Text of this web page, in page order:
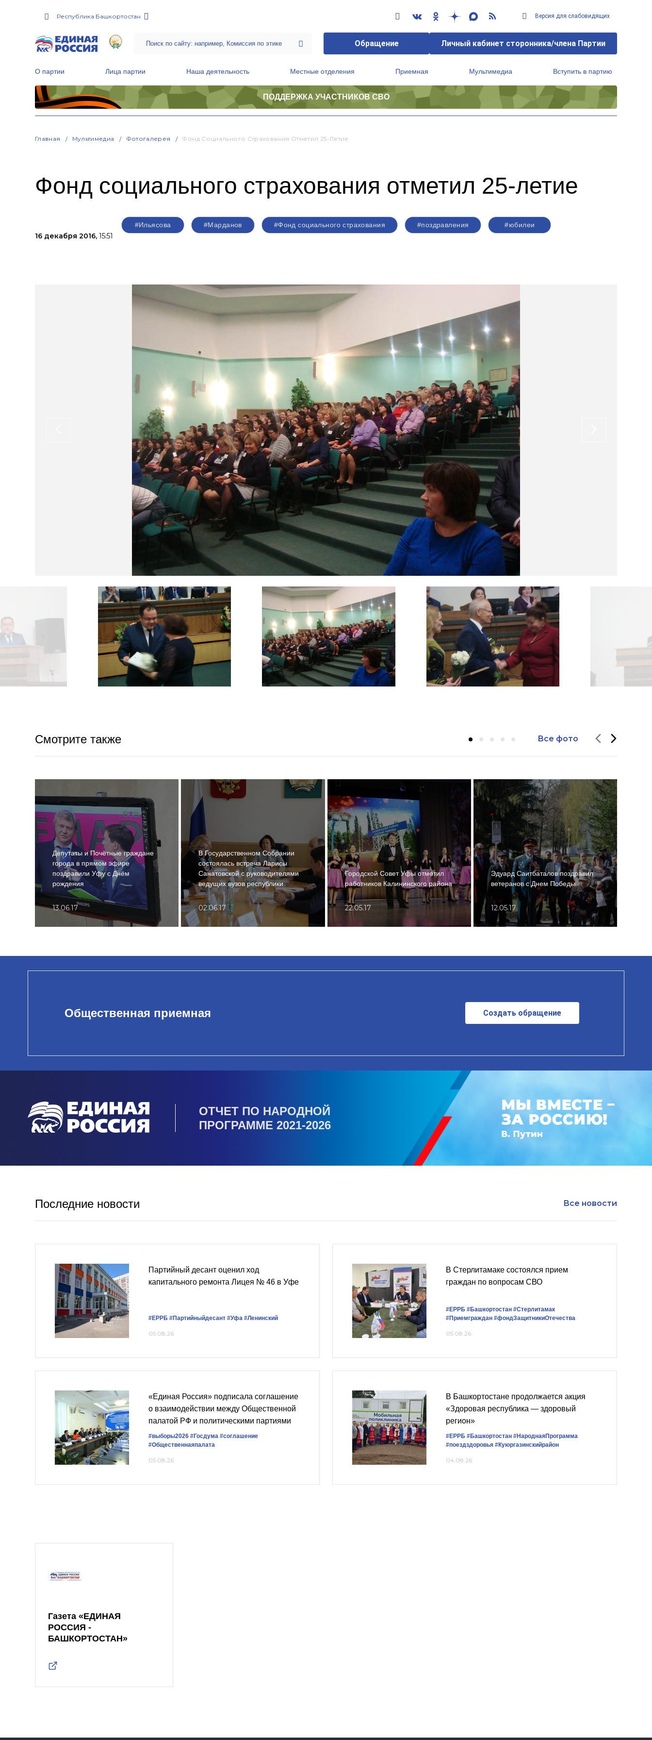
Республика Башкортостан Версия для слабовидящих
Обращение Личный кабинет сторонника/члена Партии
О партии Лица партии Наша деятельность Местные отделения Приемная Мультимедиа Вступить в партию
ПОДДЕРЖКА УЧАСТНИКОВ СВО
Главная Мультимедиа Фотогалерея Фонд Социального Страхования Отметил 25-Летие
Фонд социального страхования отметил 25-летие
16 декабря 2016, 15:51
#Ильясова #Марданов #Фонд социального страхования #поздравления #юбилеи
Смотрите также Все фото
Депутаты и Почётные граждане
города в прямом эфире
поздравили Уфу с Днём
рождения
13.06.17
В Государственном Собрании
состоялась встреча Ларисы
Санатовской с руководителями
ведущих вузов республики
02.06.17
Городской Совет Уфы отметил
работников Калининского района
22.05.17
Эдуард Саитбаталов поздравил
ветеранов с Днем Победы
12.05.17
Общественная приемная Создать обращение
ОТЧЕТ ПО НАРОДНОЙ
ПРОГРАММЕ 2021-2026
Последние новости Все новости
Партийный десант оценил ход
капитального ремонта Лицея № 46 в Уфе
#ЕРРБ #Партийныйдесант #Уфа #Ленинский
05.08.26
В Стерлитамаке состоялся прием
граждан по вопросам СВО
#ЕРРБ #Башкортостан #Стерлитамак
#Приемграждан #фондЗащитникиОтечества
05.08.26
«Единая Россия» подписала соглашение
о взаимодействии между Общественной
палатой РФ и политическими партиями
#выборы2026 #Госдума #соглашение
#Общественнаяпалата
05.08.26
В Башкортостане продолжается акция
«Здоровая республика — здоровый
регион»
#ЕРРБ #Башкортостан #НароднаяПрограмма
#поездздоровья #Куюргазинскийрайон
04.08.26
Газета «ЕДИНАЯ
РОССИЯ -
БАШКОРТОСТАН»